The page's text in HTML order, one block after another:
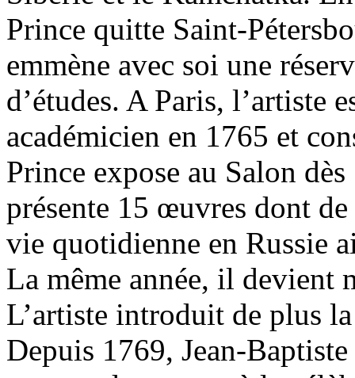
Prince quitte Saint-
emmène avec soi une
d’études. A Paris, l’artiste
académicien en 1765 et
Prince expose au Salon
présente 15 œuvres dont
vie quotidienne en Russie
La même année, il devient
L’artiste introduit de plus
Depuis 1769, Jean-